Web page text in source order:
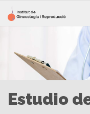
Estudio